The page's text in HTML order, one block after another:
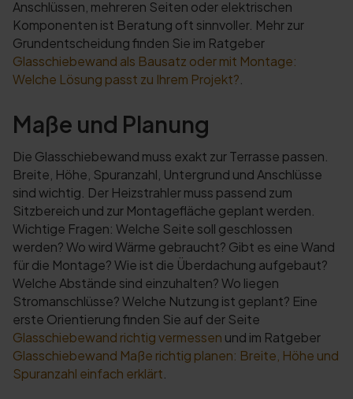
Anschlüssen, mehreren Seiten oder elektrischen
Komponenten ist Beratung oft sinnvoller. Mehr zur
Grundentscheidung finden Sie im Ratgeber
Glasschiebewand als Bausatz oder mit Montage:
Welche Lösung passt zu Ihrem Projekt?
Maße und Planung
Die Glasschiebewand muss exakt zur Terrasse passen.
Breite, Höhe, Spuranzahl, Untergrund und Anschlüsse
sind wichtig. Der Heizstrahler muss passend zum
Sitzbereich und zur Montagefläche geplant werden.
Wichtige Fragen: Welche Seite soll geschlossen
werden? Wo wird Wärme gebraucht? Gibt es eine Wand
für die Montage? Wie ist die Überdachung aufgebaut?
Welche Abstände sind einzuhalten? Wo liegen
Stromanschlüsse? Welche Nutzung ist geplant? Eine
erste Orientierung finden Sie auf der Seite
Glasschiebewand richtig vermessen und im Ratgeber
Glasschiebewand Maße richtig planen: Breite, Höhe und
Spuranzahl einfach erklärt